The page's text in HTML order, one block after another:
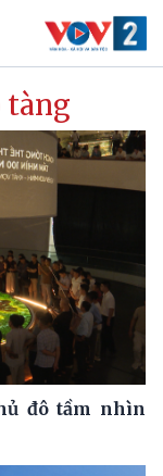
tàng
đô tầm nhìn